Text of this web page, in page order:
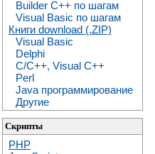
Builder C++ по шагам
Visual Basic по шагам
Книги download (.ZIP)
Visual Basic
Delphi
C/C++, Visual C++
Perl
Java программирование
Другие
Скрипты
PHP